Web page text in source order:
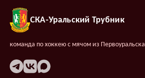
СКА-Уральский Трубник
команда по хоккею с мячом из Первоуральска